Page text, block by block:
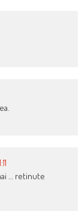
… retinute